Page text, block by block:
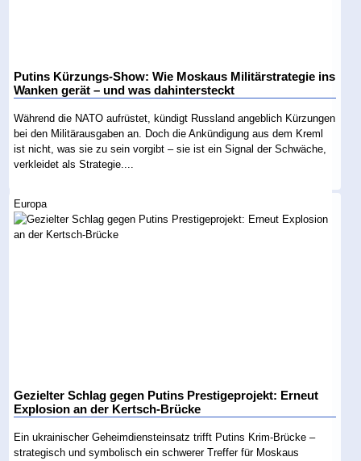
Putins Kürzungs-Show: Wie Moskaus Militärstrategie ins
Wanken gerät – und was dahintersteckt
Während die NATO aufrüstet, kündigt Russland angeblich Kürzungen
bei den Militärausgaben an. Doch die Ankündigung aus dem Kreml
ist nicht, was sie zu sein vorgibt – sie ist ein Signal der Schwäche,
verkleidet als Strategie....
Europa
Gezielter Schlag gegen Putins Prestigeprojekt: Erneut
Explosion an der Kertsch-Brücke
Ein ukrainischer Geheimdiensteinsatz trifft Putins Krim-Brücke –
strategisch und symbolisch ein schwerer Treffer für Moskaus